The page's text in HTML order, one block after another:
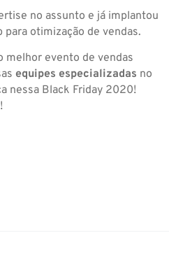
no assunto e já implantou
para otimização de vendas.
melhor evento de vendas
equipes especializadas no
nessa Black Friday 2020!